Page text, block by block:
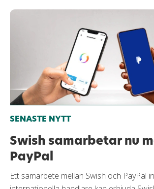
SENASTE NYTT
Swish samarbetar nu
PayPal
Ett samarbete mellan Swish och PayPal